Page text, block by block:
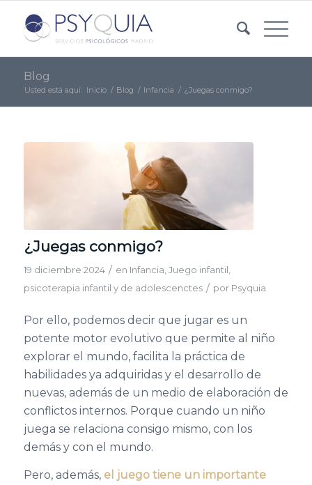
Blog
Usted está aquí: Inicio / Blog / Infancia / ¿Juegas conmigo?
¿Juegas conmigo?
19 diciembre 2024 / en Infancia Juego infantil
psicoterapia infantil y de adolescenctes / por Psyquia
Por ello, podemos decir que jugar es un
potente motor evolutivo que permite al niño
explorar el mundo,facilita la práctica de
habilidades ya adquiridas y el desarrollo de
nuevas, además de un medio de elaboración de
conflictos internos. Porque cuando un niño
juega se relaciona consigo mismo, con los
demás y con el mundo.
Pero,además, el juego tiene un importante